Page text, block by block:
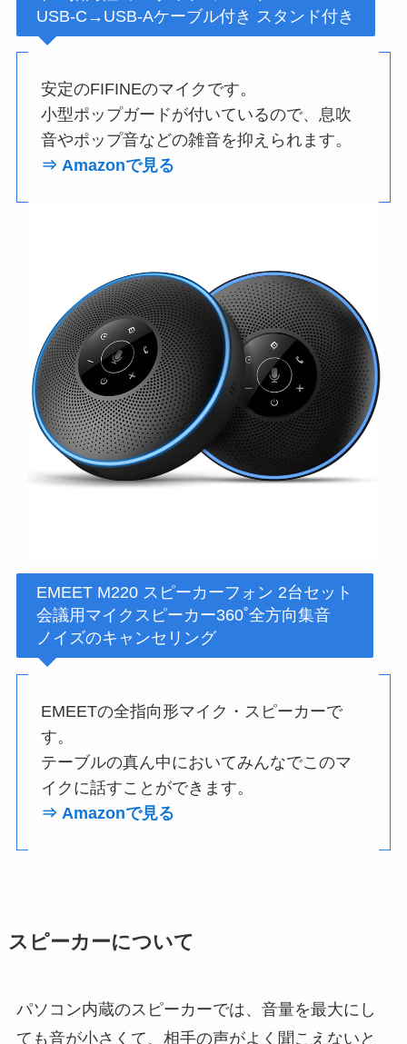
USB-C→USB-Aケーブル付き スタンド付き
安定のFIFINEのマイクです。
小型ポップガードが付いているので、息吹
音やポップ音などの雑音を抑えられます。
⇒ Amazonで見る
EMEET M220 スピーカーフォン 2台セット
会議用マイクスピーカー360˚全方向集音
ノイズのキャンセリング
EMEETの全指向形マイク・スピーカーで
す。
テーブルの真ん中においてみんなでこのマ
イクに話すことができます。
⇒ Amazonで見る
スピーカーについて
パソコン内蔵のスピーカーでは、音量を最大にし
ても音が小さくて、相手の声がよく聞こえないと